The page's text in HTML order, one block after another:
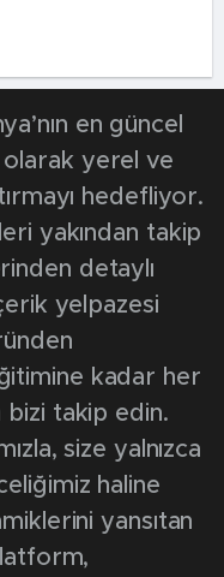
en güncel
yerel ve
hedefliyor.
yakından takip
detaylı
yelpazesi
kadar her
bizi takip edin.
size yalnızca
haline
yansıtan